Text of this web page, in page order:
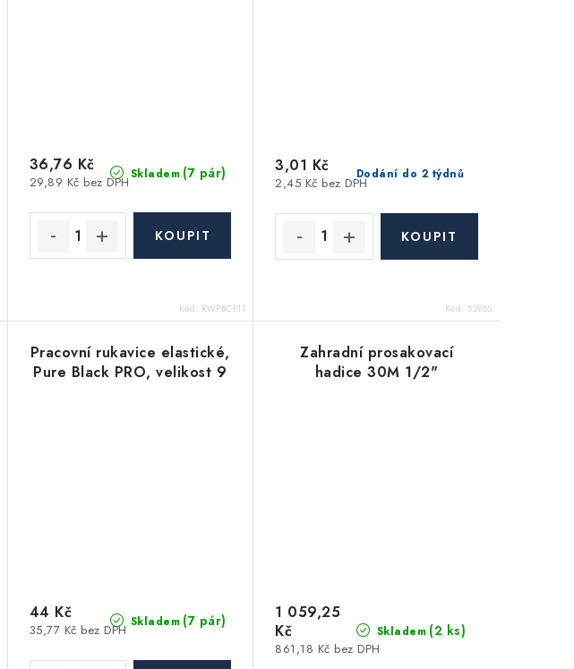
Skladem (7 pár)
29,89 Kč bez DPH
36,76 Kč
Kód: RWPBCP11
Dodání do 2 týdnů
2,45 Kč bez DPH
3,01 Kč
Kód:52965
Pracovní rukavice elastické,
Pure Black PRO, velikost 9
Skladem (7 pár)
35,77 Kč bez DPH
44 Kč
Zahradní prosakovací
hadice 30M 1/2"
Skladem (2 ks)
861,18 Kč bez DPH
1 059,25
Kč